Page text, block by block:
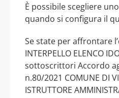
È possibile scegliere
quando si configura il
Se state per affrontare
INTERPELLO ELENCO
sottoscrittori Accordo
n.80/2021 COMUNE DI
ISTRUTTORE